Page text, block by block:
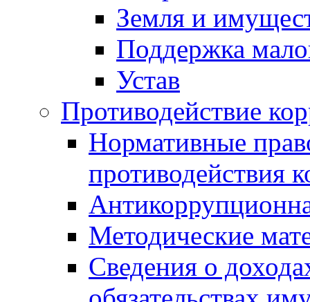
Земля и
Поддержка
Устав
Противодействие
Нормативные
противодействия
Методические
Сведения о